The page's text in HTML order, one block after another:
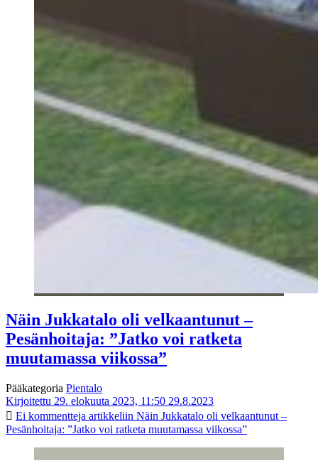
Näin Jukkatalo oli velkaantunut –
Pesänhoitaja: ”Jatko voi ratketa
muutamassa viikossa”
Pääkategoria Pientalo
Kirjoitettu 29. elokuuta 2023, 11:50 29.8.2023
Ei kommentteja artikkeliin Näin Jukkatalo oli velkaantunut –
Pesänhoitaja: ”Jatko voi ratketa muutamassa viikossa”